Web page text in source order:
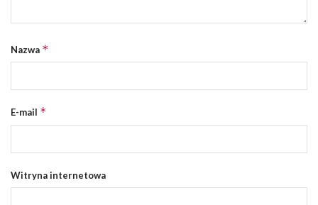
Nazwa *
E-mail *
Witryna internetowa